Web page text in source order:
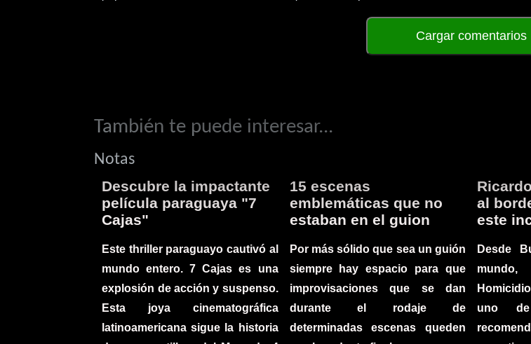
Cargar comentarios
También te puede interesar...
Notas
Descubre la impactante
película paraguaya "7
Cajas"
Este thriller paraguayo cautivó al
mundo entero. 7 Cajas es una
explosión de acción y suspenso.
Esta joya cinematográfica
latinoamericana sigue la historia
15 escenas
emblemáticas que no
estaban en el guion
Por más sólido que sea un guión
siempre hay espacio para que
improvisaciones que se dan
durante el rodaje de
determinadas escenas queden
al
este
Desde
uno